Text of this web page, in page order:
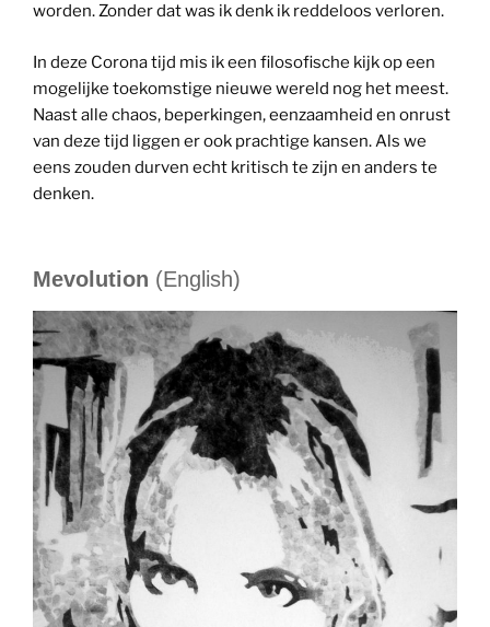
worden. Zonder dat was ik denk ik reddeloos verloren.
In deze Corona tijd mis ik een filosofische kijk op een
mogelijke toekomstige nieuwe wereld nog het meest.
Naast alle chaos, beperkingen, eenzaamheid en onrust
van deze tijd liggen er ook prachtige kansen. Als we
eens zouden durven echt kritisch te zijn en anders te
denken.
Mevolution (English)